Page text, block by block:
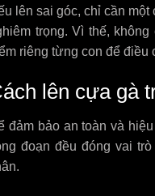
lên sai góc, chỉ cần
trọng. Vì thế,
riêng từng con để điều
lên cựa gà
đảm bảo an toàn và
đoạn đều đóng vai